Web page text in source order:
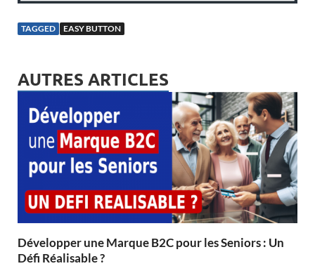
TAGGED EASY BUTTON
AUTRES ARTICLES
Développer une Marque B2C pour les Seniors : Un
Défi Réalisable ?